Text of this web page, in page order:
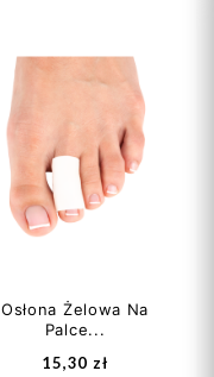
damski męski
Dodaj do koszyka
Osłona Żelowa Na
Palce...
15,30 zł